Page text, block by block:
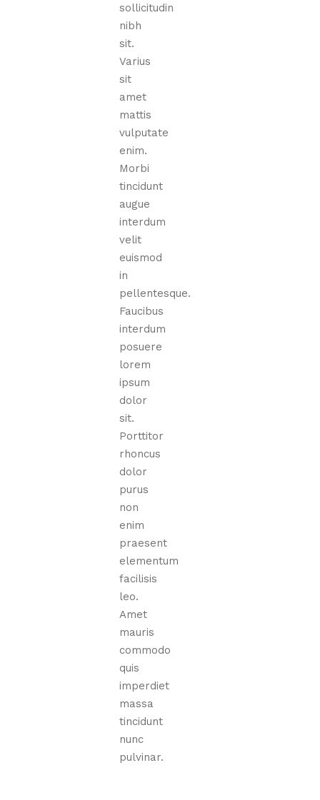
sollicitudin
nibh
sit.
Varius
sit
amet
mattis
vulputate
enim.
Morbi
tincidunt
augue
interdum
velit
euismod
in
pellentesque.
Faucibus
interdum
posuere
lorem
ipsum
dolor
sit.
Porttitor
rhoncus
dolor
purus
non
enim
praesent
elementum
facilisis
leo.
Amet
mauris
commodo
quis
imperdiet
massa
tincidunt
nunc
pulvinar.